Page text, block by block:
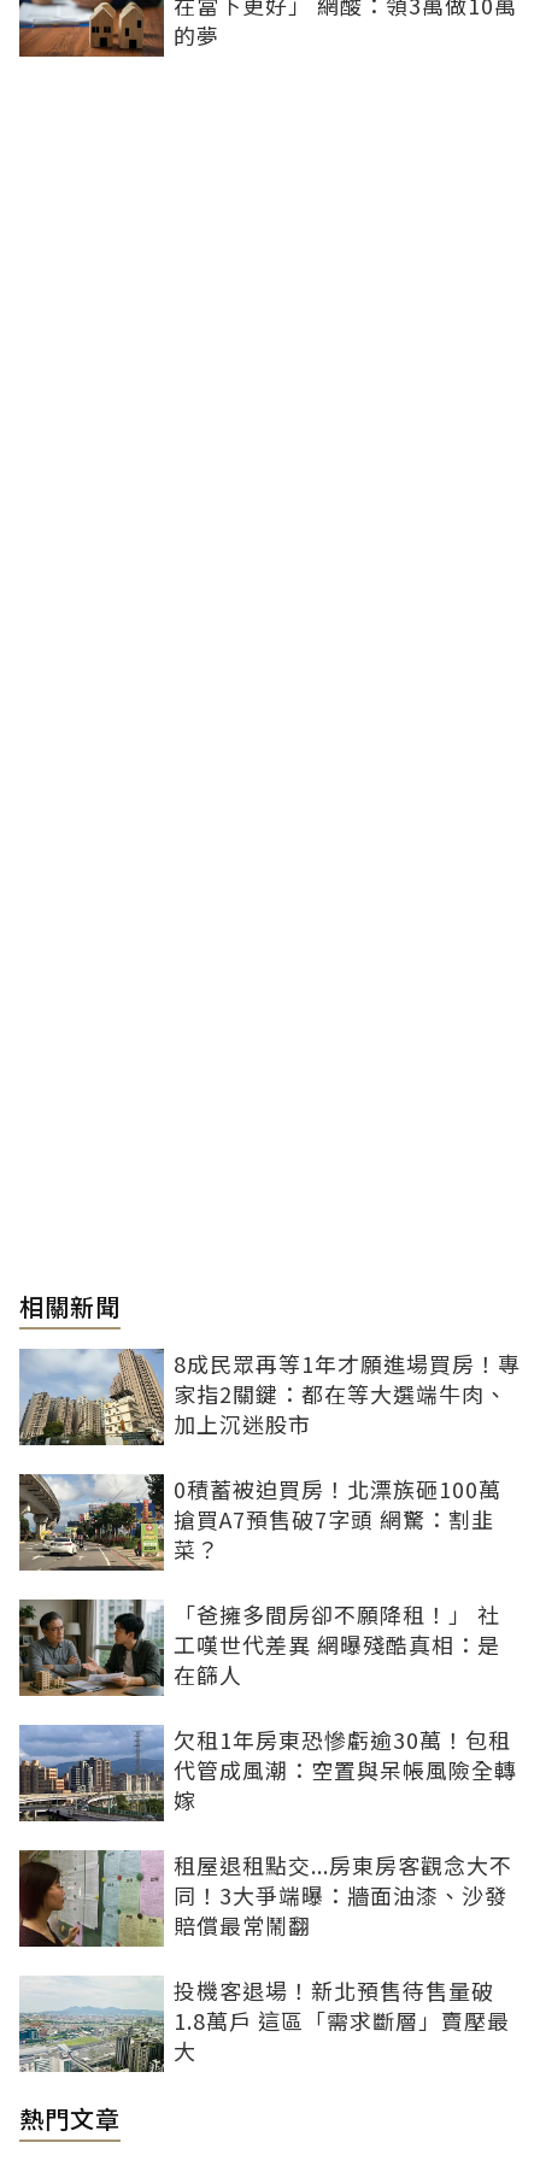
的夢
相關新聞
8成民眾再等1年才願進場買房！專
家指2關鍵：都在等大選端牛肉、
加上沉迷股市
0積蓄被迫買房！北漂族砸100萬
搶買A7預售破7字頭 網驚：割韭
菜？
「爸擁多間房卻不願降租！」 社
工嘆世代差異 網曝殘酷真相：是
在篩人
欠租1年房東恐慘虧逾30萬！包租
代管成風潮：空置與呆帳風險全轉
嫁
租屋退租點交...房東房客觀念大不
同！3大爭端曝：牆面油漆、沙發
賠償最常鬧翻
投機客退場！新北預售待售量破
1.8萬戶 這區「需求斷層」賣壓最
大
熱門文章